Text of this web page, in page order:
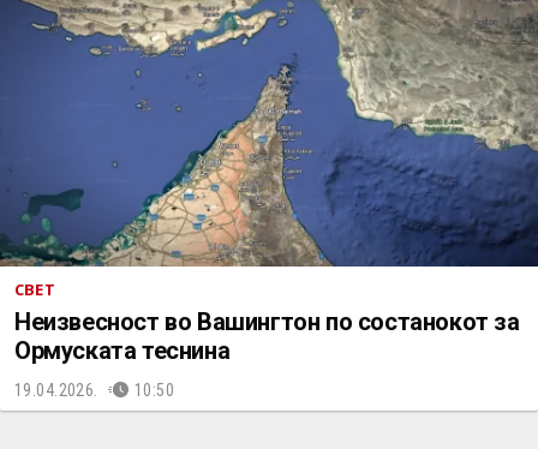
СВЕТ
Неизвесност во Вашингтон по состанокот за
Ормуската теснина
19.04.2026. 10:50